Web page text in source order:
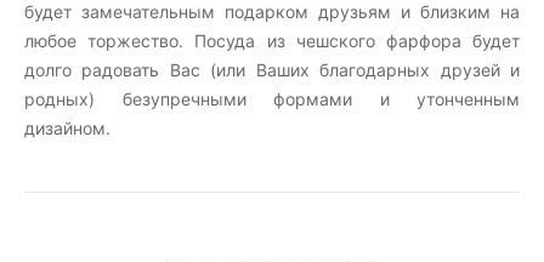
будет замечательным подарком друзьям и близким на
любое торжество. Посуда из чешского фарфора будет
долго радовать Вас (или Ваших благодарных друзей и
родных) безупречными формами и утонченным
дизайном.